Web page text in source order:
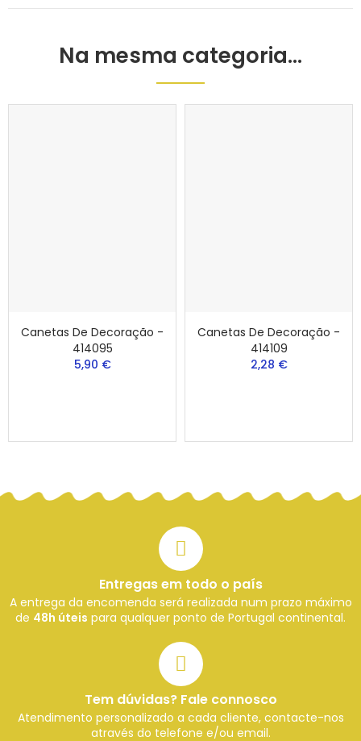
Na mesma categoria...
Canetas De Decoração -
414095
5,90 €
Canetas De Decoração -
414109
2,28 €
Entregas em todo o país
A entrega da encomenda será realizada num prazo máximo
de 48h úteis para qualquer ponto de Portugal continental.
Tem dúvidas? Fale connosco
Atendimento personalizado a cada cliente, contacte-nos
através do telefone e/ou email.